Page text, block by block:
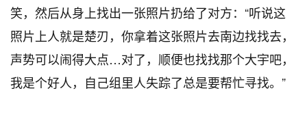
笑，然后从身上找出一张照片扔给了对方：“听说这
照片上人就是楚刃，你拿着这张照片去南边找找去，
声势可以闹得大点…对了，顺便也找找那个大宇吧，
我是个好人，自己组里人失踪了总是要帮忙寻找。”